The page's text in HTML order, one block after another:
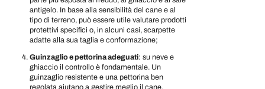
antigelo. In base alla sensibilità del cane e al
tipo di terreno, può essere utile valutare prodotti
protettivi specifici o, in alcuni casi, scarpette
adatte alla sua taglia e conformazione;
Guinzaglio e pettorina adeguati: su neve e
ghiaccio il controllo è fondamentale. Un
guinzaglio resistente e una pettorina ben